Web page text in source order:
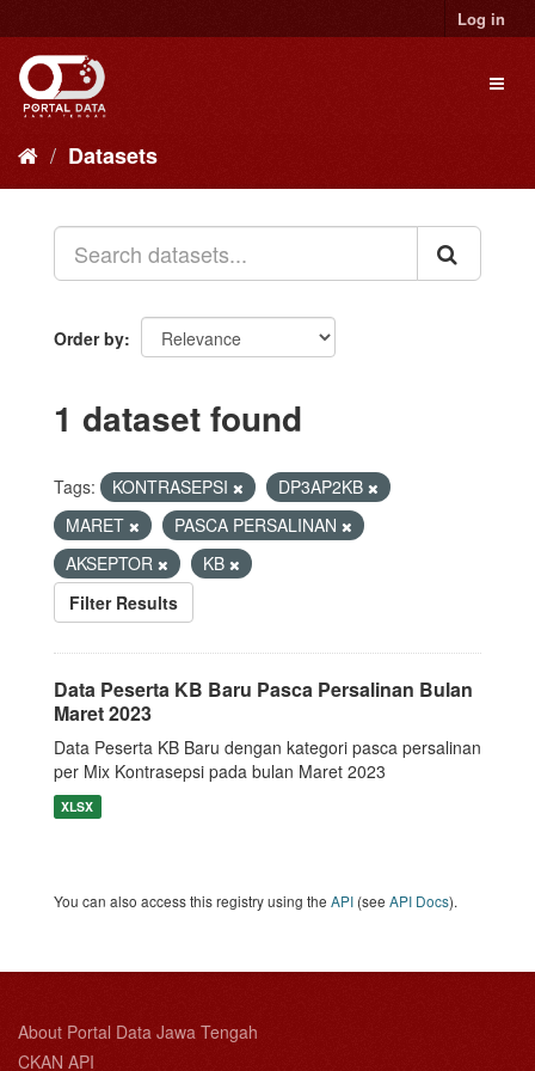
to
content
Log in
Datasets
Order by
1 dataset found
Tags: KONTRASEPSI
DP3AP2KB
MARET
PASCA PERSALINAN
AKSEPTOR
KB
Filter Results
Data Peserta KB Baru Pasca Persalinan Bulan
Maret 2023
Data Peserta KB Baru dengan kategori pasca persalinan
per Mix Kontrasepsi pada bulan Maret 2023
XLSX
You can also access this registry using the API (see API Docs).
About Portal Data Jawa Tengah
CKAN API